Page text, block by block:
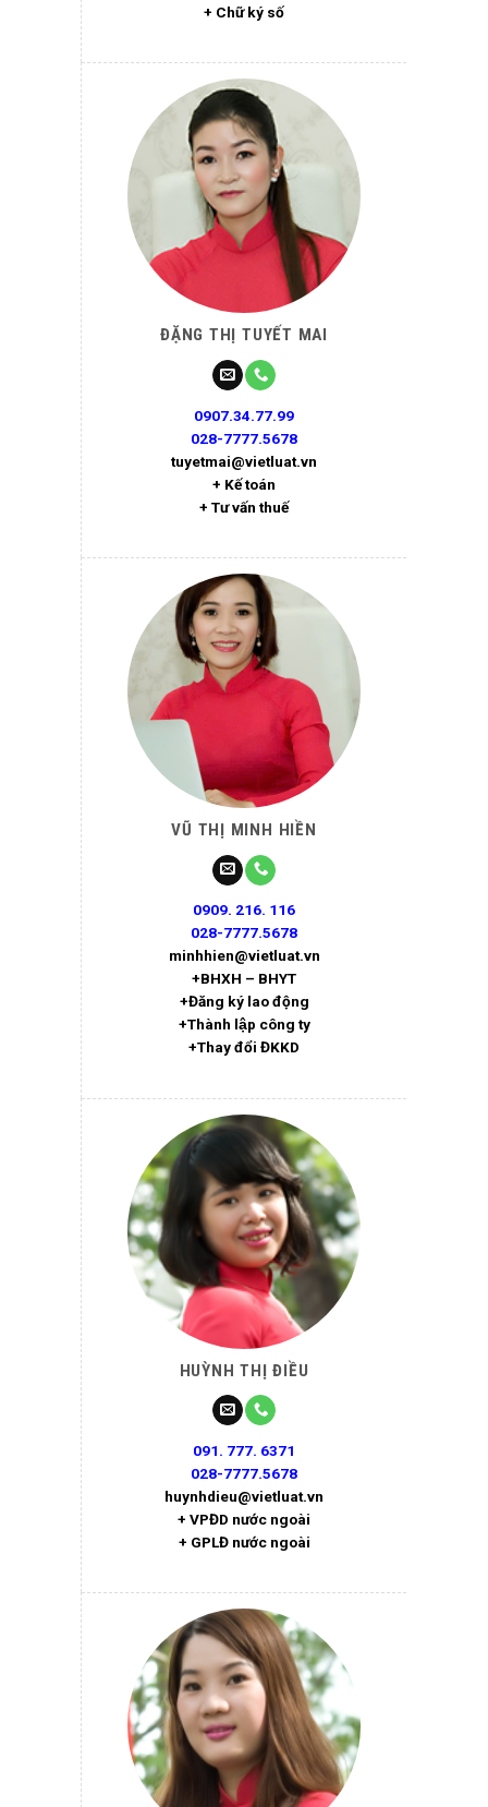
+ Chữ ký số
ĐẶNG THỊ TUYẾT MAI
0907.34.77.99
028-7777.5678
tuyetmai@vietluat.vn
+ Kế toán
+ Tư vấn thuế
VŨ THỊ MINH HIỀN
0909. 216. 116
028-7777.5678
minhhien@vietluat.vn
+BHXH – BHYT
+Đăng ký lao động
+Thành lập công ty
+Thay đổi ĐKKD
HUỲNH THỊ ĐIỀU
091. 777. 6371
028-7777.5678
huynhdieu@vietluat.vn
+ VPĐD nước ngoài
+ GPLĐ nước ngoài